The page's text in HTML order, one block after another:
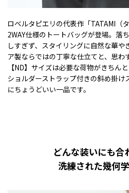
ロベルタピエリの代表作「TATAMI（
2WAY仕様のトートバッグが登場。落
しすぎず、スタイリングに自然な華や
ア製ならではの丁寧な仕立てと、思わ
【ND】サイズは必要な荷物がきちん
ショルダーストラップ付きの斜め掛け
にちょうどいい一品です。
どんな装いにも合
洗練された幾何